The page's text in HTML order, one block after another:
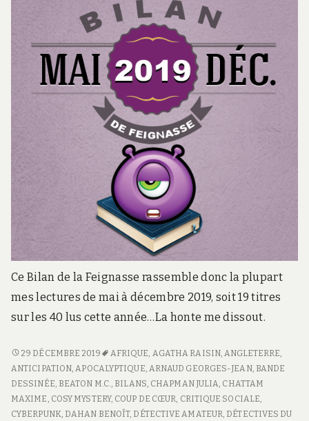
Ce Bilan de la Feignasse rassemble donc la plupart
mes lectures de mai à décembre 2019, soit 19 titres
sur les 40 lus cette année…La honte me dissout.
BILAN
DE
FEIGNASSE
–
2019
29 DÉCEMBRE 2019 AFRIQUE, AGATHA RAISIN,ANGLETERRE,
ANTICIPATION,APOCALYPTIQUE, ARNAUD GEORGES-JEAN, BANDE
DESSINÉE, BEATON M.C., BILANS, CHAPMAN JULIA, CHATTAM
MAXIME , COSY MYSTERY, COUP DE CŒUR, CRITIQUE SOCIALE,
CYBERPUNK, DAHAN BENOÎT, DÉTECTIVE AMATEUR, DÉTECTIVES DU